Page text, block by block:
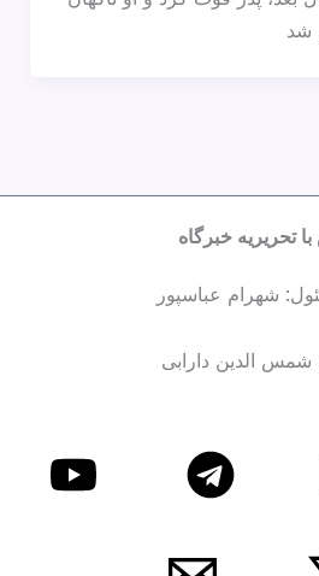
شد
تحریریه خبرگاه
شهرام عباسپور
شمس الدین دارابی